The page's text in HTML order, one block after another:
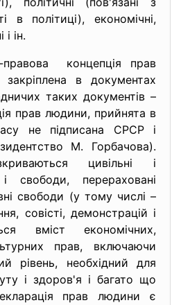
в політиці), економічні,
і ін.
правова концепція прав
в документах
таких документів –
прав людини, прийнята в
не підписана СРСР і
М. Горбачова).
цивільні і
свободи, перераховані
свободи (у тому числі –
совісті, демонстрацій і
вміст економічних,
прав, включаючи
рівень, необхідний для
і здоров'я і багато що
прав людини є